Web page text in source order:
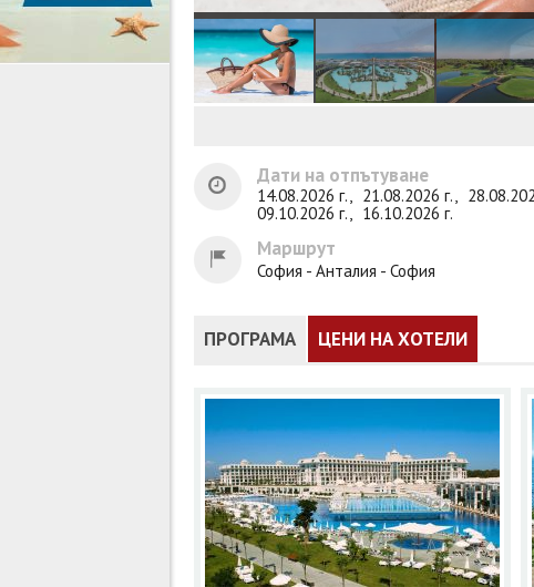
Дати на отпътуване
14.08.2026 г., 21.08.2026 г.,
09.10.2026 г., 16.10.2026 г.
Маршрут
София - Анталия - София
ПРОГРАМА ЦЕНИ НА ХОТЕЛИ